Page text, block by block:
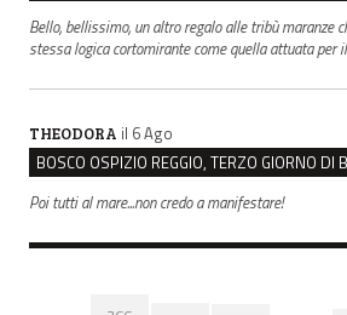
Bello, bellissimo, un altro regalo alle tribù maranze
stessa logica cortomirante come quella attuata per
THEODORA il 6 Ago
Poi tutti al mare...non credo a manifestare!